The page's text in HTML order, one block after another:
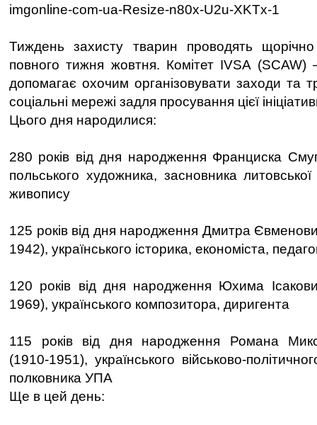
imgonline-com-ua-Resize-n80x-U2u-XKTx-1
Тиждень захисту тварин проводять
повного тижня жовтня. Комітет IVSA (SCAW)
допомагає охочим організовувати заходи та
соціальні мережі задля просування цієї
Цього дня народилися:
280 років від дня народження Франциска
польського художника, засновника
живопису
125 років від дня народження Дмитра
1942), українського історика, економіста,
120 років від дня народження Юхима
1969), українського композитора, диригента
115 років від дня народження Романа
(1910-1951), українського військово-
полковника УПА
Ще в цей день: